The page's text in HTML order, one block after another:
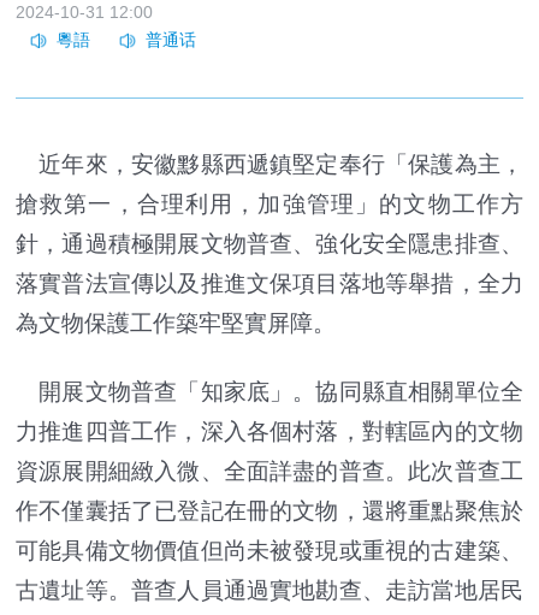
2024-10-31 12:00
近年來，安徽黟縣西遞鎮堅定奉行「保護為主，
搶救第一，合理利用，加強管理」的文物工作方
針，通過積極開展文物普查、強化安全隱患排查、
落實普法宣傳以及推進文保項目落地等舉措，全力
為文物保護工作築牢堅實屏障。
開展文物普查「知家底」。協同縣直相關單位全
力推進四普工作，深入各個村落，對轄區內的文物
資源展開細緻入微、全面詳盡的普查。此次普查工
作不僅囊括了已登記在冊的文物，還將重點聚焦於
可能具備文物價值但尚未被發現或重視的古建築、
古遺址等。普查人員通過實地勘查、走訪當地居民